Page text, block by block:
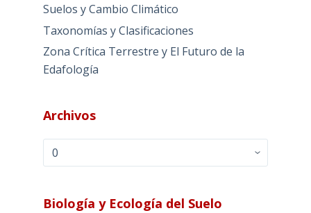
Suelos y Cambio Climático
Taxonomías y Clasificaciones
Zona Crítica Terrestre y El Futuro de la
Edafología
Archivos
Archivos
Biología y Ecología del Suelo